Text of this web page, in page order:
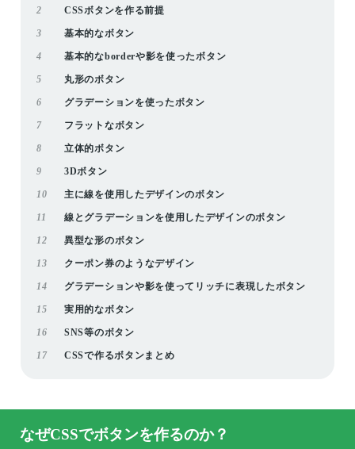
2 CSSボタンを作る前提
3 基本的なボタン
4 基本的なborderや影を使ったボタン
5 丸形のボタン
6 グラデーションを使ったボタン
7 フラットなボタン
8 立体的ボタン
9 3Dボタン
10 主に線を使用したデザインのボタン
11 線とグラデーションを使用したデザインのボタン
12 異型な形のボタン
13 クーポン券のようなデザイン
14 グラデーションや影を使ってリッチに表現したボタン
15 実用的なボタン
16 SNS等のボタン
17 CSSで作るボタンまとめ
なぜCSSでボタンを作るのか？